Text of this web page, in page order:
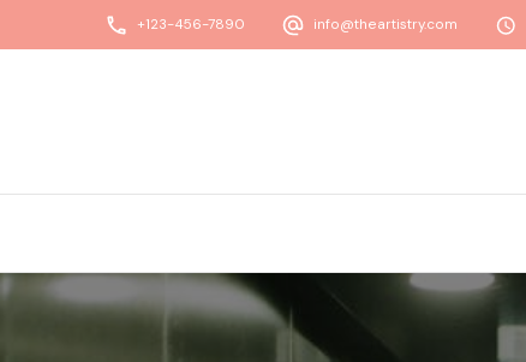
+123-456-7890 info@theartistry.com